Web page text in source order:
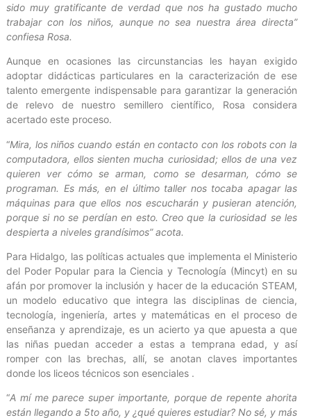
sido muy gratificante de verdad que nos ha gustado mucho
trabajar con los niños, aunque no sea nuestra área directa”
confiesa Rosa.
Aunque en ocasiones las circunstancias les hayan exigido
adoptar didácticas particulares en la caracterización de ese
talento emergente indispensable para garantizar la generación
de relevo de nuestro semillero científico, Rosa considera
acertado este proceso.
“Mira, los niños cuando están en contacto con los robots con la
computadora, ellos sienten mucha curiosidad; ellos de una vez
quieren ver cómo se arman, como se desarman, cómo se
programan. Es más, en el último taller nos tocaba apagar las
máquinas para que ellos nos escucharán y pusieran atención,
porque si no se perdían en esto. Creo que la curiosidad se les
despierta a niveles grandísimos” acota.
Para Hidalgo, las políticas actuales que implementa el Ministerio
del Poder Popular para la Ciencia y Tecnología (Mincyt) en su
afán por promover la inclusión y hacer de la educación STEAM,
un modelo educativo que integra las disciplinas de ciencia,
tecnología, ingeniería, artes y matemáticas en el proceso de
enseñanza y aprendizaje, es un acierto ya que apuesta a que
las niñas puedan acceder a estas a temprana edad, y así
romper con las brechas, allí, se anotan claves importantes
donde los liceos técnicos son esenciales .
“A mí me parece super importante, porque de repente ahorita
están llegando a 5to año, y ¿qué quieres estudiar? No sé, y más